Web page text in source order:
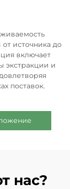
источника до
включает
экстракции и
поставок.
нас?